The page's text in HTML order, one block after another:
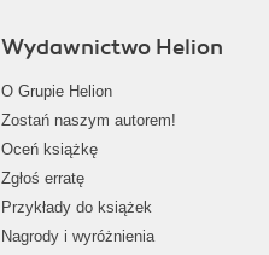
Wydawnictwo Helion
O Grupie Helion
Zostań naszym autorem!
Oceń książkę
Zgłoś erratę
Przykłady do książek
Nagrody i wyróżnienia